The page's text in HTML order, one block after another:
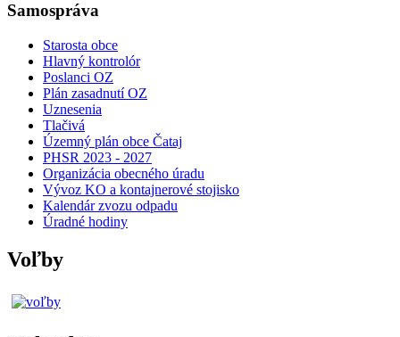
Samospráva
Starosta obce
Hlavný kontrolór
Poslanci OZ
Plán zasadnutí OZ
Uznesenia
Tlačivá
Územný plán obce Čataj
PHSR 2023 - 2027
Organizácia obecného úradu
Vývoz KO a kontajnerové stojisko
Kalendár zvozu odpadu
Úradné hodiny
Voľby